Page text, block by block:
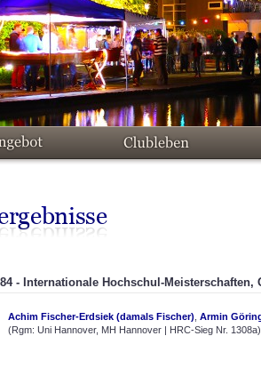
- Internationale Hochschul-Meisterschaften,
Achim Fischer-Erdsiek (damals Fischer) Armin
(Rgm: Uni Hannover, MH Hannover | HRC-Sieg Nr. 1308a)